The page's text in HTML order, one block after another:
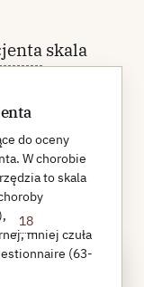
do oceny
W chorobie
to skala
mniej czuła
(63-
skala
pozycyjnym
obu
w
Societies
18